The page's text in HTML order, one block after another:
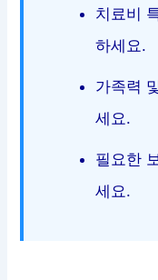
치료비
하세요.
가족력
세요.
필요한
세요.